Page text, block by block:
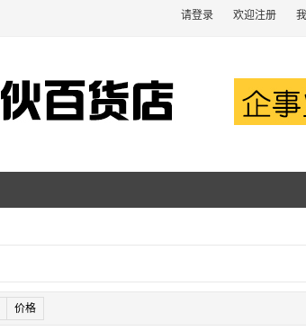
请登录 欢迎注册
价格